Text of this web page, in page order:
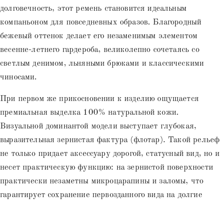
долговечность, этот ремень становится идеальным
компаньоном для повседневных образов. Благородный
бежевый оттенок делает его незаменимым элементом
весенне-летнего гардероба, великолепно сочетаясь со
светлым денимом, льняными брюками и классическими
чиносами.
При первом же прикосновении к изделию ощущается
премиальная выделка 100% натуральной кожи.
Визуальной доминантой модели выступает глубокая,
выразительная зернистая фактура (флотар). Такой рельеф
не только придает аксессуару дорогой, статусный вид, но и
несет практическую функцию: на зернистой поверхности
практически незаметны микроцарапины и заломы, что
гарантирует сохранение первозданного вида на долгие